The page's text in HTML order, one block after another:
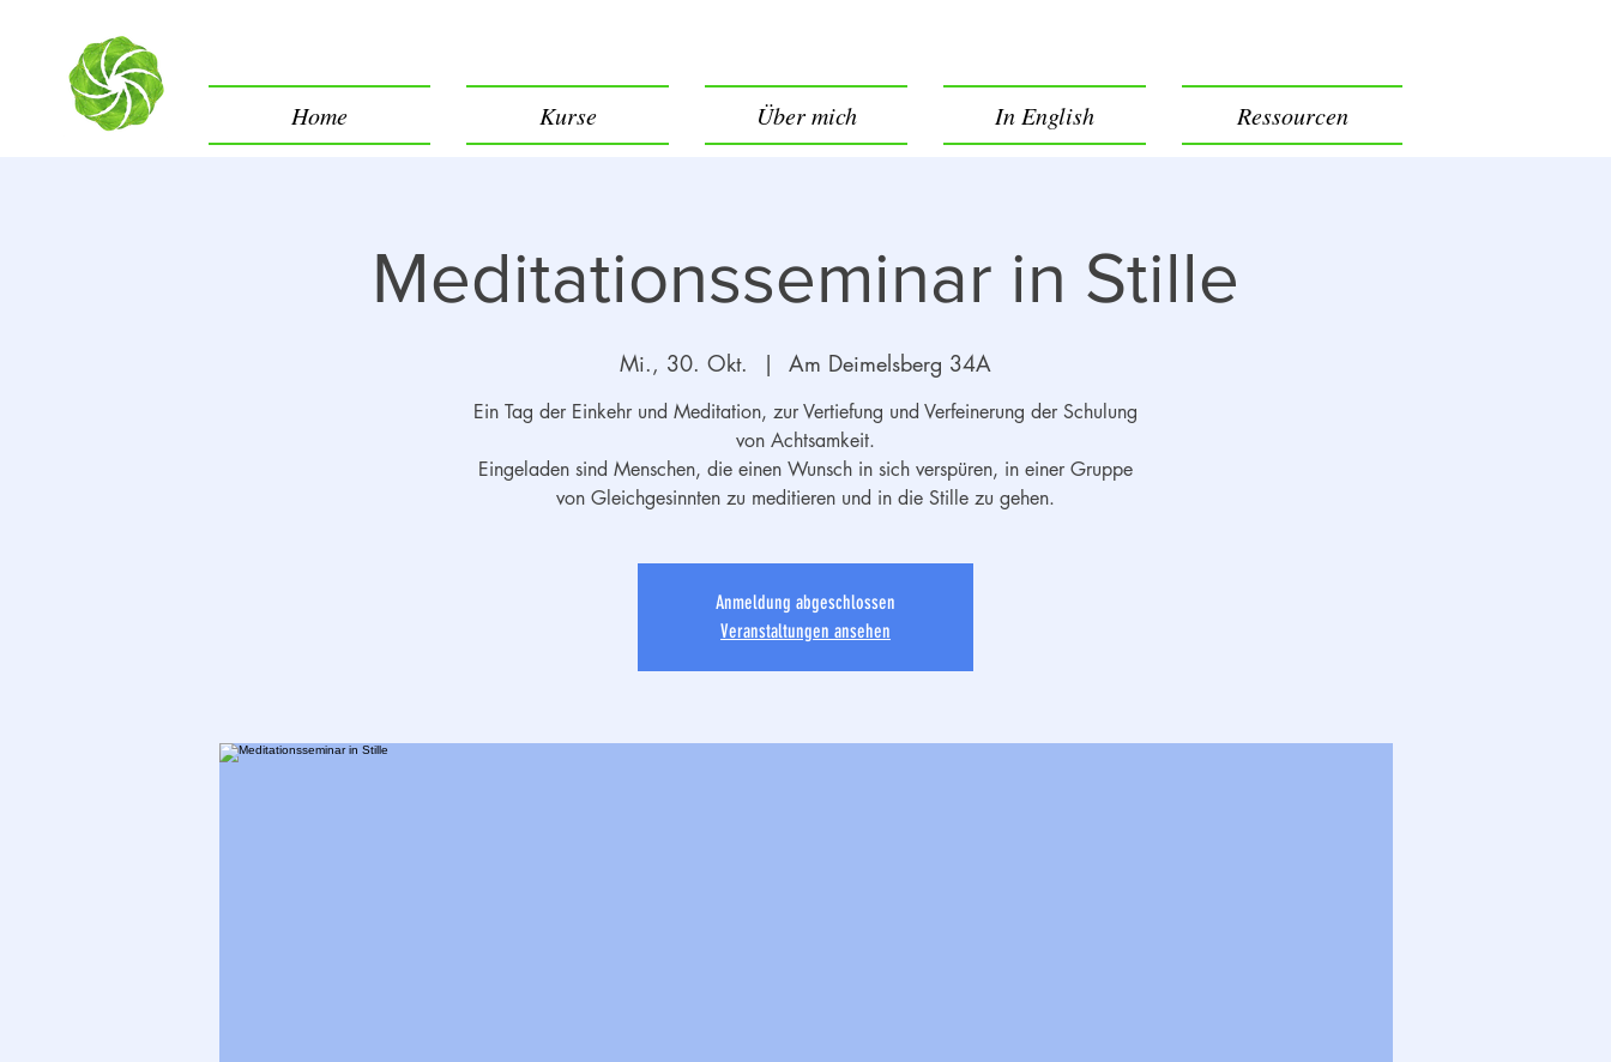
Home Kurse Über mich In English Ressourcen
Meditationsseminar in Stille
Mi., 30. Okt.
  |
Am Deimelsberg 34A
Ein Tag der Einkehr und Meditation, zur Vertiefung und Verfeinerung der Schulung
von Achtsamkeit.
Eingeladen sind Menschen, die einen Wunsch in sich verspüren, in einer Gruppe
von Gleichgesinnten zu meditieren und in die Stille zu gehen.
Anmeldung abgeschlossen
Veranstaltungen ansehen